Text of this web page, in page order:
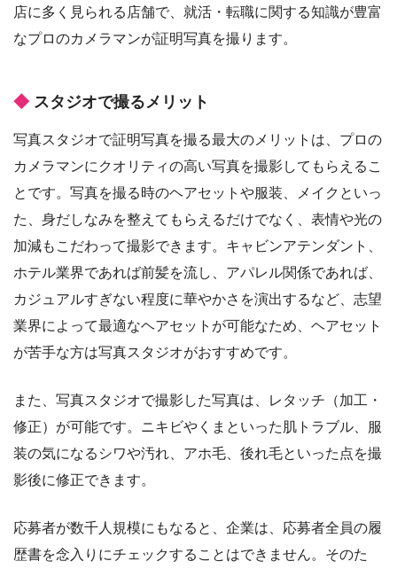
店に多く見られる店舗で、就活・転職に関する知識が豊富
なプロのカメラマンが証明写真を撮ります。
スタジオで撮るメリット
写真スタジオで証明写真を撮る最大のメリットは、プロの
カメラマンにクオリティの高い写真を撮影してもらえるこ
とです。写真を撮る時のヘアセットや服装、メイクといっ
た、身だしなみを整えてもらえるだけでなく、表情や光の
加減もこだわって撮影できます。キャビンアテンダント、
ホテル業界であれば前髪を流し、アパレル関係であれば、
カジュアルすぎない程度に華やかさを演出するなど、志望
業界によって最適なヘアセットが可能なため、ヘアセット
が苦手な方は写真スタジオがおすすめです。
また、写真スタジオで撮影した写真は、レタッチ（加工・
修正）が可能です。ニキビやくまといった肌トラブル、服
装の気になるシワや汚れ、アホ毛、後れ毛といった点を撮
影後に修正できます。
応募者が数千人規模にもなると、企業は、応募者全員の履
歴書を念入りにチェックすることはできません。そのた